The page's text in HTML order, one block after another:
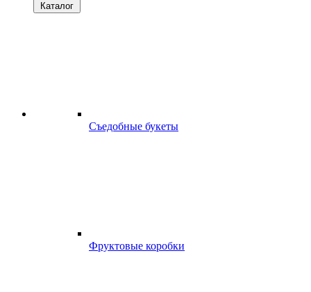
Каталог
Съедобные букеты
Фруктовые коробки